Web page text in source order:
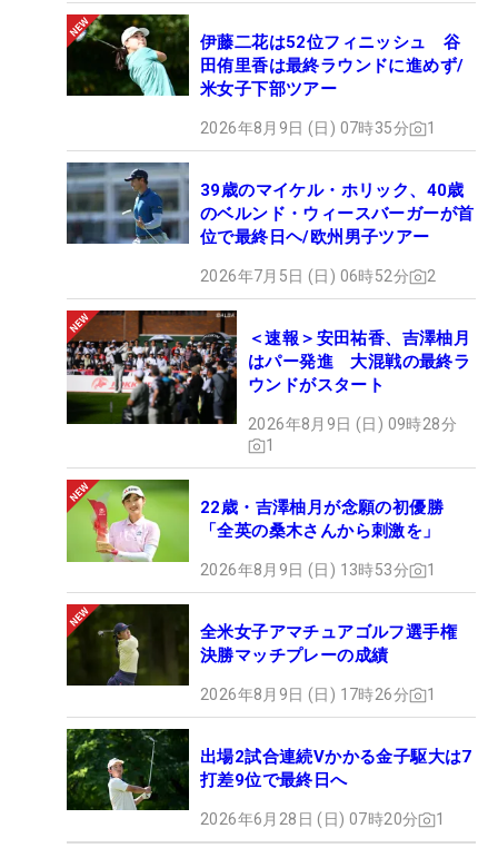
伊藤二花は52位フィニッシュ 谷
田侑里香は最終ラウンドに進めず/
米女子下部ツアー
2026年8月9日 (日) 07時35分 1
39歳のマイケル・ホリック、40歳
のベルンド・ウィースバーガーが首
位で最終日ヘ/欧州男子ツアー
2026年7月5日 (日) 06時52分 2
＜速報＞安田祐香、吉澤柚月
はパー発進 大混戦の最終ラ
ウンドがスタート
2026年8月9日 (日) 09時28分
1
22歳・吉澤柚月が念願の初優勝
「全英の桑木さんから刺激を」
2026年8月9日 (日) 13時53分 1
全米女子アマチュアゴルフ選手権
決勝マッチプレーの成績
2026年8月9日 (日) 17時26分 1
出場2試合連続Vかかる金子駆大は7
打差9位で最終日へ
2026年6月28日 (日) 07時20分 1